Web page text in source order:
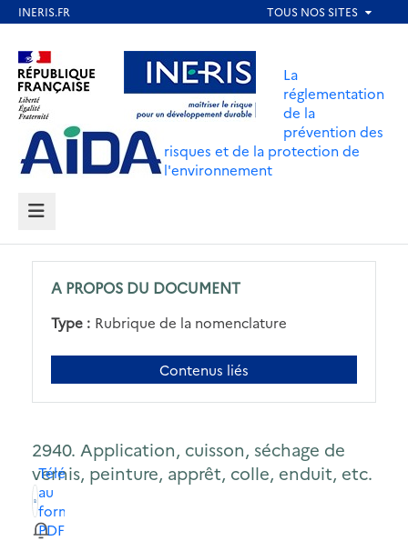
contenu
principal
Aller au contenu Aller au menu
Aller au pied de page
La
réglementation
de la
prévention des
risques et de la protection de
l'environnement
MENU
A PROPOS DU DOCUMENT
Type : Rubrique de la nomenclature
Contenus liés
2940. Application, cuisson, séchage de
vernis, peinture, apprêt, colle, enduit, etc.
Télécharger
au
format
PDF